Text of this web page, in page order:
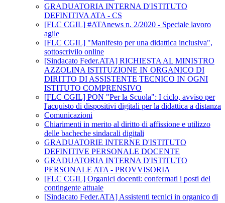
GRADUATORIA INTERNA D'ISTITUTO
DEFINITIVA ATA - CS
[FLC CGIL] #ATAnews n. 2/2020 - Speciale lavoro
agile
[FLC CGIL] "Manifesto per una didattica inclusiva",
sottoscrivilo online
[Sindacato Feder.ATA] RICHIESTA AL MINISTRO
AZZOLINA ISTITUZIONE IN ORGANICO DI
DIRITTO DI ASSISTENTE TECNICO IN OGNI
ISTITUTO COMPRENSIVO
[FLC CGIL] PON "Per la Scuola": I ciclo, avviso per
l'acquisto di dispositivi digitali per la didattica a distanza
Comunicazioni
Chiarimenti in merito al diritto di affissione e utilizzo
delle bacheche sindacali digitali
GRADUATORIE INTERNE D'ISTITUTO
DEFINITIVE PERSONALE DOCENTE
GRADUATORIA INTERNA D'ISTITUTO
PERSONALE ATA - PROVVISORIA
[FLC CGIL] Organici docenti: confermati i posti del
contingente attuale
[Sindacato Feder.ATA] Assistenti tecnici in organico di